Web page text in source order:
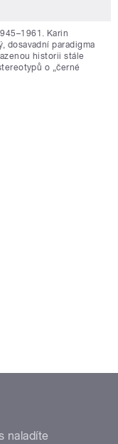
Karin
dosavadní paradigma
historii stále
o „černé
naladíte